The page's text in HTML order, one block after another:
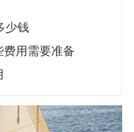
少钱
用需要准备